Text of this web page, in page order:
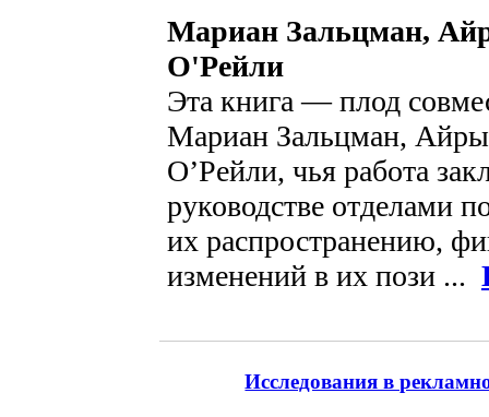
Мариан Зальцман,
О'Рейли
Эта книга — плод
Мариан Зальцман,
О’Рейли, чья работа
руководстве отделами
их распространению,
изменений в их пози ...
Исследования в